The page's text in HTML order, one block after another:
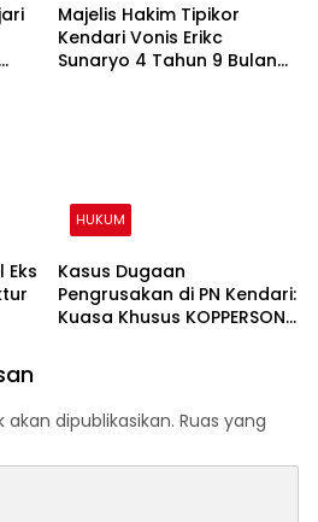
Majelis Hakim Tipikor
Kendari Vonis Erikc
Sunaryo 4 Tahun 9 Bulan
Eks
HUKUM
Kasus Dugaan
Pengrusakan di PN Kendari:
Kuasa Khusus KOPPERSON
dipublikasikan. Ruas yang